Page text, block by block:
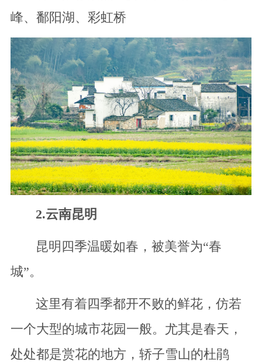
峰、鄱阳湖、彩虹桥
2.云南昆明
昆明四季温暖如春，被美誉为“春
城”。
这里有着四季都开不败的鲜花，仿若
一个大型的城市花园一般。尤其是春天，
处处都是赏花的地方，轿子雪山的杜鹃